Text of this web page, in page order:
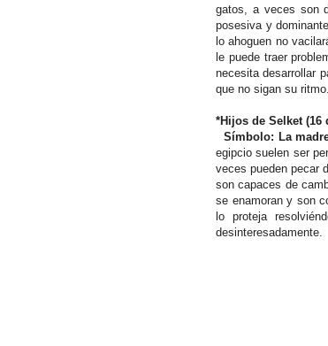
gatos, a veces son
posesiva y
lo ahoguen no
le puede traer
necesita desarrollar
que no sigan su ritmo.
*Hijos de Selket (16
Símbolo: La
egipcio suelen ser
veces pueden pecar
son capaces de
se enamoran y son
lo proteja
desinteresadamente.